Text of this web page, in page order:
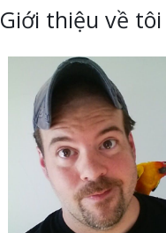
Giới thiệu về tôi